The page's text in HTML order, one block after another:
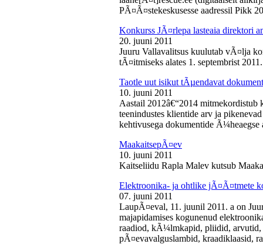
PÃ¤Ã¤stekeskusesse aadressil Pikk
Konkurss JÃ¤rlepa lasteaia direktori
20. juuni 2011
Juuru Vallavalitsus kuulutab vÃ¤lja
tÃ¤itmiseks alates 1. septembrist
Taotle uut isikut tÃµendavat
10. juuni 2011
Aastail 2012â€“2014
teenindustes klientide arv ja
kehtivusega dokumentide Ã¼heaegse
MaakaitsepÃ¤ev
10. juuni 2011
Kaitseliidu Rapla Malev kutsub
Elektroonika- ja ohtlike jÃ¤Ã¤tmete
07. juuni 2011
LaupÃ¤eval, 11. juunil 2011. a on
majapidamises kogunenud
raadiod, kÃ¼lmkapid, pliidid,
pÃ¤evavalguslambid, kraadiklaasid,